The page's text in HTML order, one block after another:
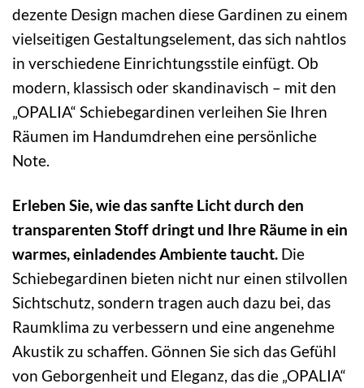
dezente Design machen diese Gardinen zu einem
vielseitigen Gestaltungselement, das sich nahtlos
in verschiedene Einrichtungsstile einfügt. Ob
modern, klassisch oder skandinavisch – mit den
„OPALIA“ Schiebegardinen verleihen Sie Ihren
Räumen im Handumdrehen eine persönliche
Note.
Erleben Sie, wie das sanfte Licht durch den
transparenten Stoff dringt und Ihre Räume in ein
warmes, einladendes Ambiente taucht. Die
Schiebegardinen bieten nicht nur einen stilvollen
Sichtschutz, sondern tragen auch dazu bei, das
Raumklima zu verbessern und eine angenehme
Akustik zu schaffen. Gönnen Sie sich das Gefühl
von Geborgenheit und Eleganz, das die „OPALIA“